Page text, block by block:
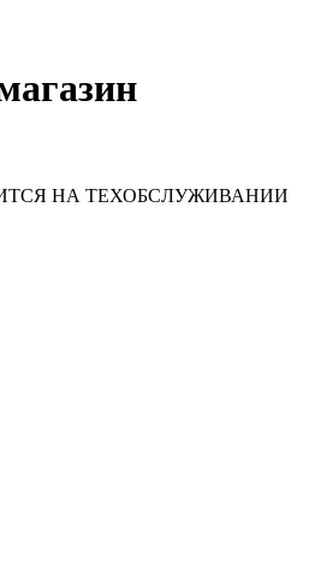
НА ТЕХОБСЛУЖИВАНИИ